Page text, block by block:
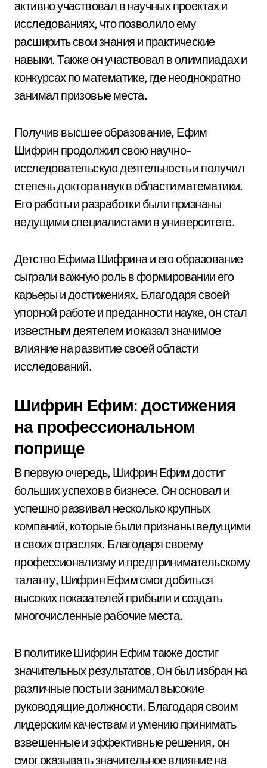
активно участвовал в научных проектах и
исследованиях, что позволило ему
расширить свои знания и практические
навыки. Также он участвовал в олимпиадах и
конкурсах по математике, где неоднократно
занимал призовые места.
Получив высшее образование, Ефим
Шифрин продолжил свою научно-
исследовательскую деятельность и получил
степень доктора наук в области математики.
Его работы и разработки были признаны
ведущими специалистами в университете.
Детство Ефима Шифрина и его образование
сыграли важную роль в формировании его
карьеры и достижениях. Благодаря своей
упорной работе и преданности науке, он стал
известным деятелем и оказал значимое
влияние на развитие своей области
исследований.
Шифрин Ефим: достижения
на профессиональном
поприще
В первую очередь, Шифрин Ефим достиг
больших успехов в бизнесе. Он основал и
успешно развивал несколько крупных
компаний, которые были признаны ведущими
в своих отраслях. Благодаря своему
профессионализму и предпринимательскому
таланту, Шифрин Ефим смог добиться
высоких показателей прибыли и создать
многочисленные рабочие места.
В политике Шифрин Ефим также достиг
значительных результатов. Он был избран на
различные посты и занимал высокие
руководящие должности. Благодаря своим
лидерским качествам и умению принимать
взвешенные и эффективные решения, он
смог оказывать значительное влияние на